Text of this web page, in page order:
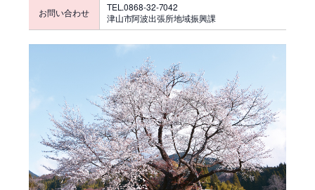
お問い合わせ
TEL.0868-32-7042
津山市阿波出張所地域振興課